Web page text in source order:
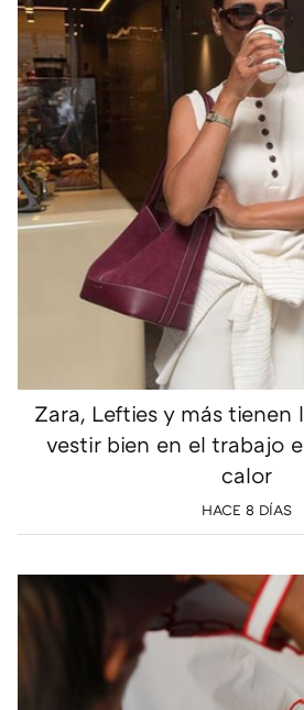
Zara, Lefties y más tienen
vestir bien en el trabajo
calor
HACE 8 DÍAS